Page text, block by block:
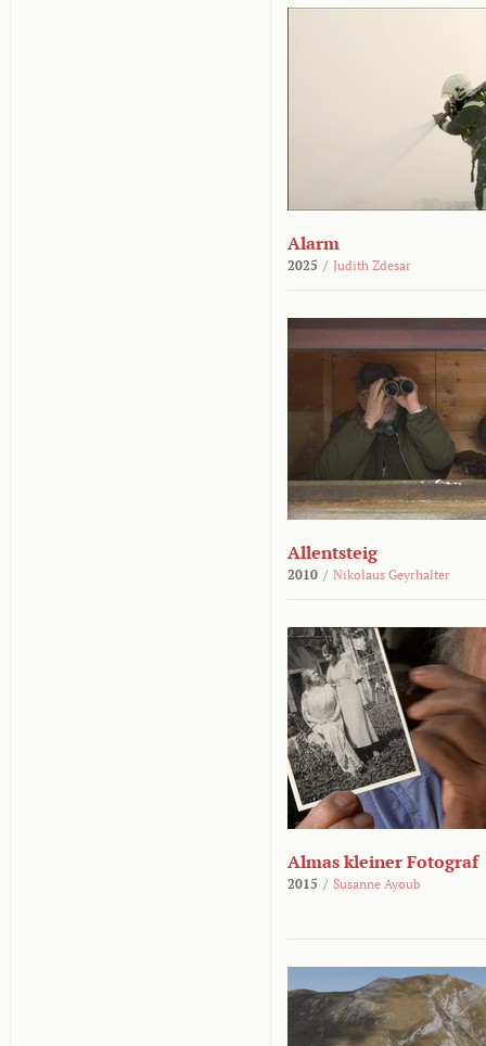
Alarm
2025 / Judith Zdesar
Allentsteig
2010 / Nikolaus Geyrhalter
Almas kleiner Fotograf
2015 / Susanne Ayoub